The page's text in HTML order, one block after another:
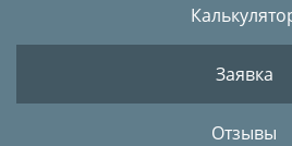
Заявка
Отзывы